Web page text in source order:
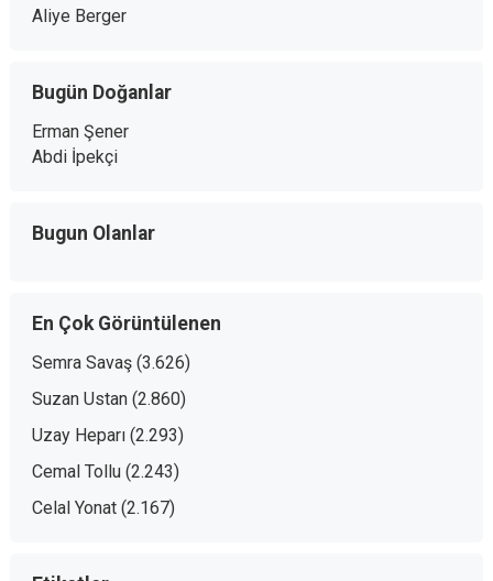
Aliye Berger
Bugün Doğanlar
Erman Şener
Abdi İpekçi
Bugun Olanlar
En Çok Görüntülenen
Semra Savaş (3.626)
Suzan Ustan (2.860)
Uzay Heparı (2.293)
Cemal Tollu (2.243)
Celal Yonat (2.167)